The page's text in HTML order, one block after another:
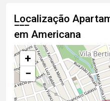
Localização
em Americana
+
−